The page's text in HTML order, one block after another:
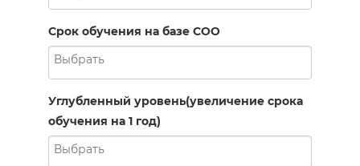
Срок обучения на базе СОО
Углубленный уровень(увеличение срока
обучения на 1 год)